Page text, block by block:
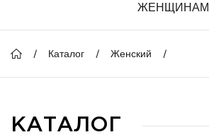
ЖЕНЩИНАМ
Каталог Женский
КАТАЛОГ